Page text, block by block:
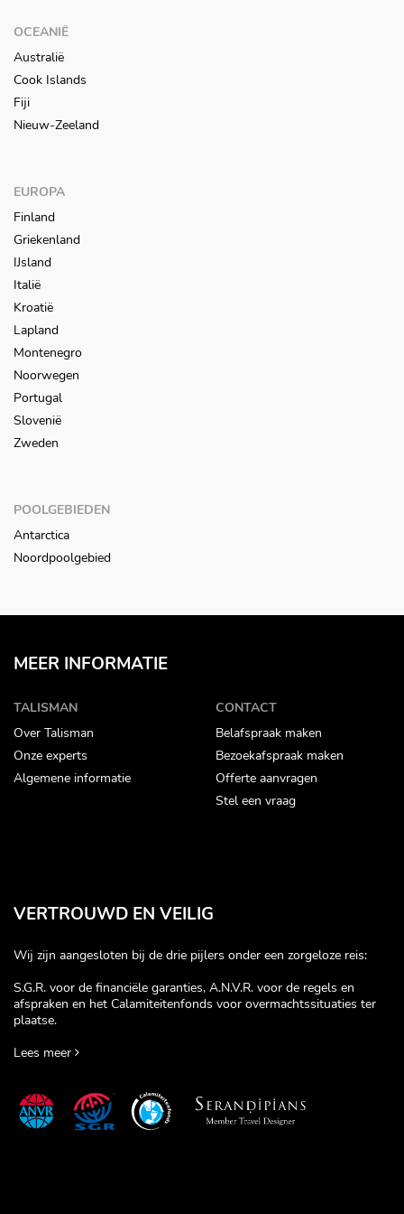
OCEANIË
Australië
Cook Islands
Fiji
Nieuw-Zeeland
EUROPA
Finland
Griekenland
IJsland
Italië
Kroatië
Lapland
Montenegro
Noorwegen
Portugal
Slovenië
Zweden
POOLGEBIEDEN
Antarctica
Noordpoolgebied
MEER INFORMATIE
TALISMAN
Over Talisman
Onze experts
Algemene informatie
CONTACT
Belafspraak maken
Bezoekafspraak maken
Offerte aanvragen
Stel een vraag
VERTROUWD EN VEILIG
Wij zijn aangesloten bij de drie pijlers onder een zorgeloze reis:
S.G.R. voor de financiële garanties, A.N.V.R. voor de regels en
afspraken en het Calamiteitenfonds voor overmachtssituaties ter
plaatse.
Lees meer